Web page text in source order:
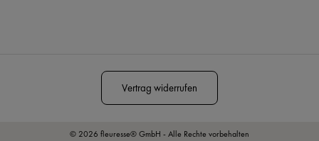
Vertrag widerrufen
© 2026 fleuresse® GmbH - Alle Rechte vorbehalten